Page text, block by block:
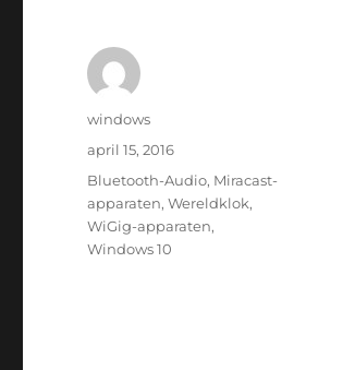
Auteur
windows
Geplaatst
op
april 15, 2016
Tags
Bluetooth-Audio, Miracast-
apparaten,Wereldklok,
WiGig-apparaten,
Windows 10